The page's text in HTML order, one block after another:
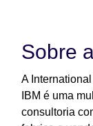
Sobre
A
IBM é uma
consultoria